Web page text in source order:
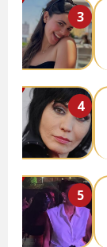
3
4
5